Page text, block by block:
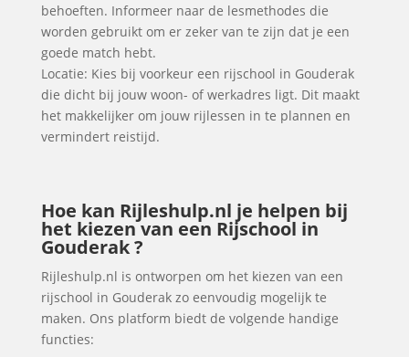
behoeften. Informeer naar de lesmethodes die
worden gebruikt om er zeker van te zijn dat je een
goede match hebt.
Locatie: Kies bij voorkeur een rijschool in Gouderak
die dicht bij jouw woon- of werkadres ligt. Dit maakt
het makkelijker om jouw rijlessen in te plannen en
vermindert reistijd.
Hoe kan Rijleshulp.nl je helpen bij
het kiezen van een Rijschool in
Gouderak ?
Rijleshulp.nl is ontworpen om het kiezen van een
rijschool in Gouderak zo eenvoudig mogelijk te
maken. Ons platform biedt de volgende handige
functies: